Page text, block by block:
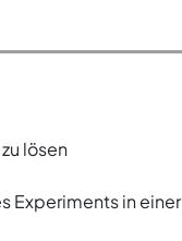
lösen
Experiments in einer